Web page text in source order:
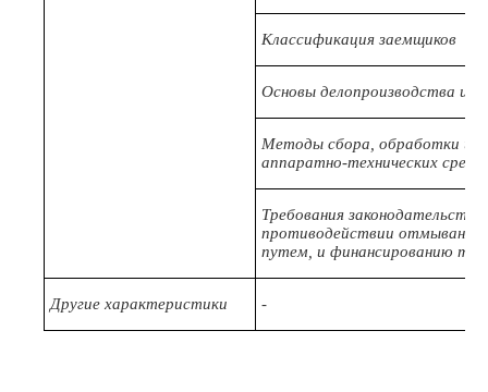
Классификация заемщиков
Основы делопроизводства и
Методы сбора, обработки и
аппаратно-технических
Требования
противодействии отмыванию
путем, и финансированию
Другие характеристики -